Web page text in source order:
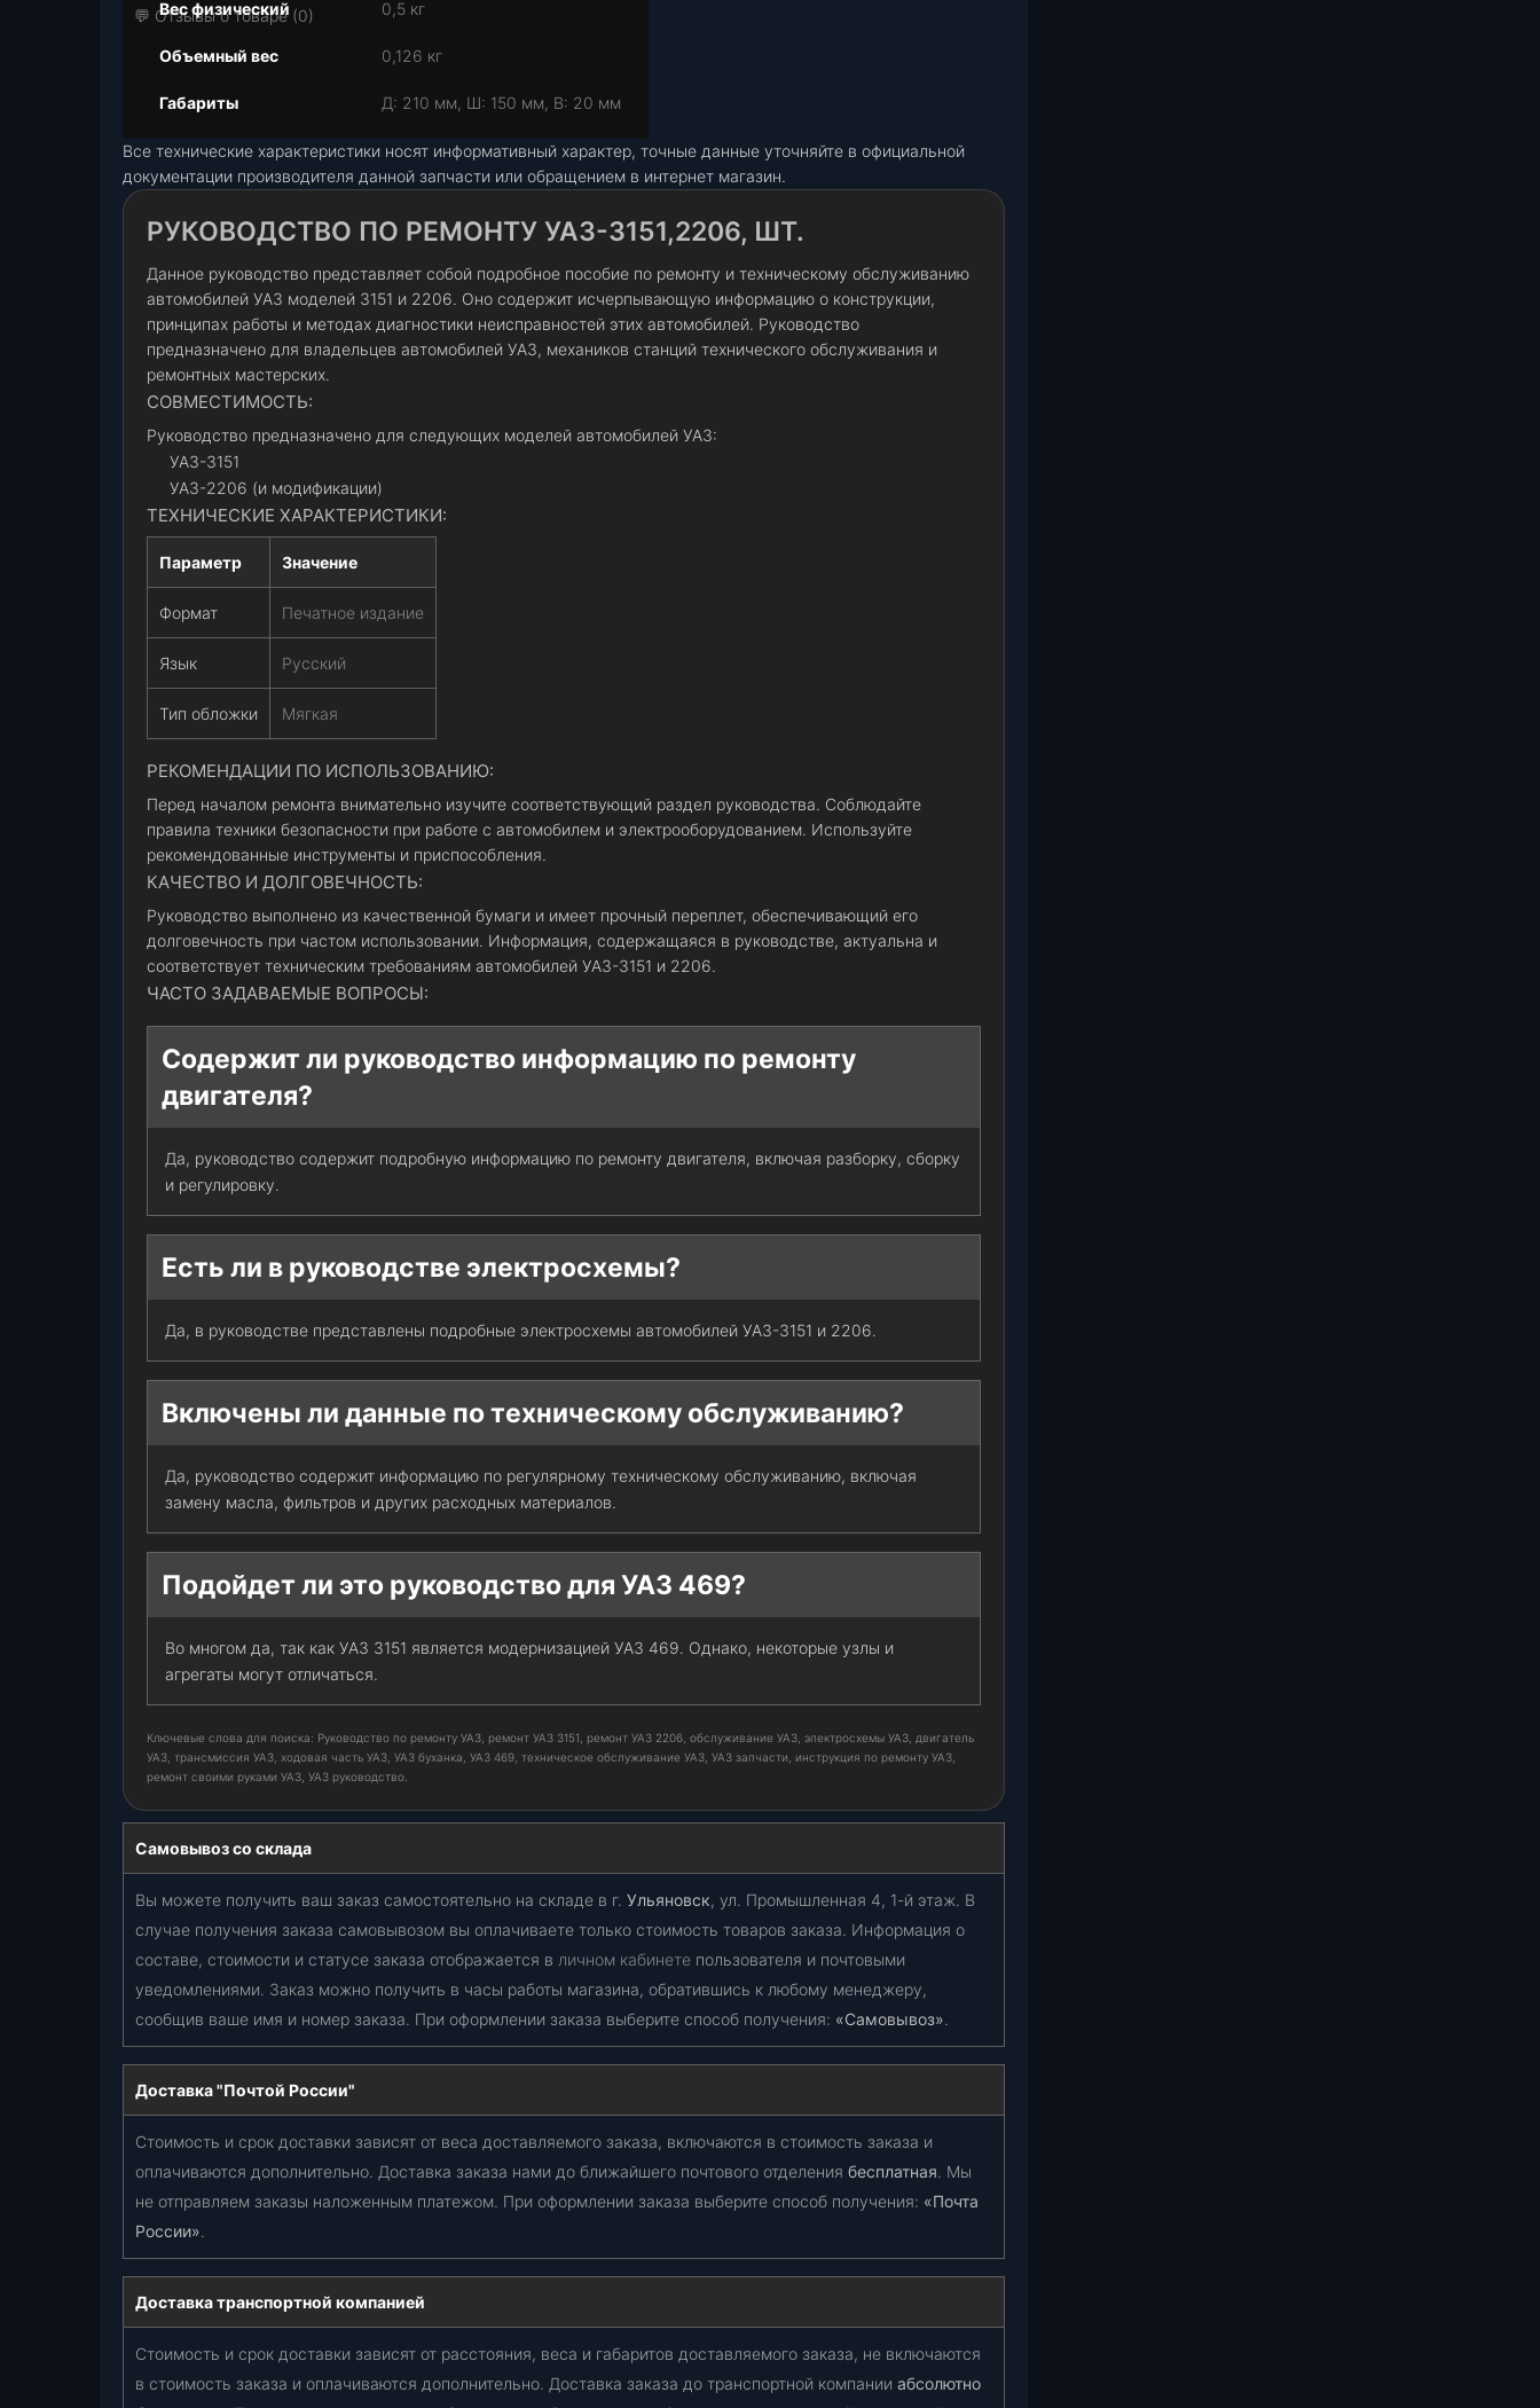
💬 Отзывы о товаре (0)
Вес физический 0,5 кг
Объемный вес 0,126 кг
Габариты Д: 210 мм, Ш: 150 мм, В: 20 мм
Все технические характеристики носят информативный характер, точные данные уточняйте в официальной
документации производителя данной запчасти или обращением в интернет магазин.
РУКОВОДСТВО ПО РЕМОНТУ УАЗ-3151,2206, ШТ.
Данное руководство представляет собой подробное пособие по ремонту и техническому обслуживанию
автомобилей УАЗ моделей 3151 и 2206. Оно содержит исчерпывающую информацию о конструкции,
принципах работы и методах диагностики неисправностей этих автомобилей. Руководство
предназначено для владельцев автомобилей УАЗ, механиков станций технического обслуживания и
ремонтных мастерских.
СОВМЕСТИМОСТЬ:
Руководство предназначено для следующих моделей автомобилей УАЗ:
УАЗ-3151
УАЗ-2206 (и модификации)
ТЕХНИЧЕСКИЕ ХАРАКТЕРИСТИКИ:
Параметр Значение
Формат Печатное издание
Язык Русский
Тип обложки Мягкая
РЕКОМЕНДАЦИИ ПО ИСПОЛЬЗОВАНИЮ:
Перед началом ремонта внимательно изучите соответствующий раздел руководства. Соблюдайте
правила техники безопасности при работе с автомобилем и электрооборудованием. Используйте
рекомендованные инструменты и приспособления.
КАЧЕСТВО И ДОЛГОВЕЧНОСТЬ:
Руководство выполнено из качественной бумаги и имеет прочный переплет, обеспечивающий его
долговечность при частом использовании. Информация, содержащаяся в руководстве, актуальна и
соответствует техническим требованиям автомобилей УАЗ-3151 и 2206.
ЧАСТО ЗАДАВАЕМЫЕ ВОПРОСЫ:
Содержит ли руководство информацию по ремонту
двигателя?
Да, руководство содержит подробную информацию по ремонту двигателя, включая разборку, сборку
и регулировку.
Есть ли в руководстве электросхемы?
Да, в руководстве представлены подробные электросхемы автомобилей УАЗ-3151 и 2206.
Включены ли данные по техническому обслуживанию?
Да, руководство содержит информацию по регулярному техническому обслуживанию, включая
замену масла, фильтров и других расходных материалов.
Подойдет ли это руководство для УАЗ 469?
Во многом да, так как УАЗ 3151 является модернизацией УАЗ 469. Однако, некоторые узлы и
агрегаты могут отличаться.
Ключевые слова для поиска: Руководство по ремонту УАЗ, ремонт УАЗ 3151, ремонт УАЗ 2206, обслуживание УАЗ, электросхемы УАЗ, двигатель
УАЗ, трансмиссия УАЗ, ходовая часть УАЗ, УАЗ буханка, УАЗ 469, техническое обслуживание УАЗ, УАЗ запчасти, инструкция по ремонту УАЗ,
ремонт своими руками УАЗ, УАЗ руководство.
Самовывоз со склада
Вы можете получить ваш заказ самостоятельно на складе в г. Ульяновск, ул. Промышленная 4, 1-й этаж. В
случае получения заказа самовывозом вы оплачиваете только стоимость товаров заказа. Информация о
составе, стоимости и статусе заказа отображается в личном кабинете пользователя и почтовыми
уведомлениями. Заказ можно получить в часы работы магазина, обратившись к любому менеджеру,
сообщив ваше имя и номер заказа. При оформлении заказа выберите способ получения: «Самовывоз».
Доставка "Почтой России"
Стоимость и срок доставки зависят от веса доставляемого заказа, включаются в стоимость заказа и
оплачиваются дополнительно. Доставка заказа нами до ближайшего почтового отделения бесплатная. Мы
не отправляем заказы наложенным платежом. При оформлении заказа выберите способ получения: «Почта
России».
Доставка транспортной компанией
Стоимость и срок доставки зависят от расстояния, веса и габаритов доставляемого заказа, не включаются
в стоимость заказа и оплачиваются дополнительно. Доставка заказа до транспортной компании абсолютно